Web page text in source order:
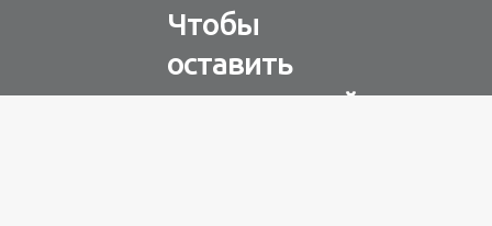
Чтобы
оставить
комментарий